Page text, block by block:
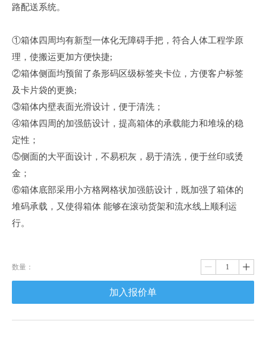
路配送系统。
①箱体四周均有新型一体化无障碍手把，符合人体工程学原
理，使搬运更加方便快捷;
②箱体侧面均预留了条形码区级标签夹卡位，方便客户标签
及卡片袋的更换;
③箱体内壁表面光滑设计，便于清洗；
④箱体四周的加强筋设计，提高箱体的承载能力和堆垛的稳
定性；
⑤侧面的大平面设计，不易积灰，易于清洗，便于丝印或烫
金；
⑥箱体底部采用小方格网格状加强筋设计，既加强了箱体的
堆码承载，又使得箱体 能够在滚动货架和流水线上顺利运
行。
数量： ꄷ ꄸ
加入报价单